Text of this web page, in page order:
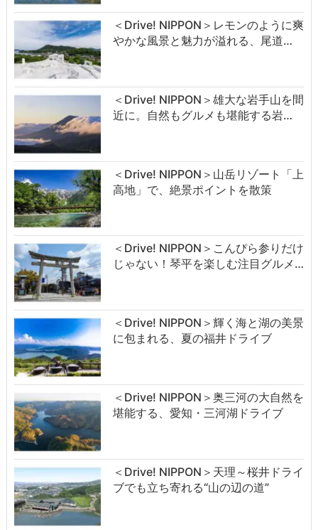
＜Drive! NIPPON＞レモンのように爽
やかな風景と魅力が溢れる、尾道…
＜Drive! NIPPON＞雄大な岩手山を間
近に。自然もグルメも堪能する岩…
＜Drive! NIPPON＞山岳リゾート「上
高地」で、絶景ポイントを散策
＜Drive! NIPPON＞こんぴら参りだけ
じゃない！琴平を楽しむ注目グルメ…
＜Drive! NIPPON＞輝く海と湖の美景
に包まれる、夏の福井ドライブ
＜Drive! NIPPON＞奥三河の大自然を
堪能する、愛知・三河湖ドライブ
＜Drive! NIPPON＞天理～桜井ドライ
ブでも立ち寄れる“山の辺の道”